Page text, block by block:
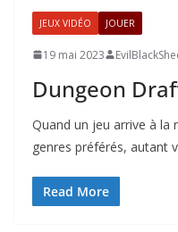
JEUX VIDÉO JOUER
19 mai 2023
Dungeon
Quand un jeu arrive à la
genres préférés, autant
Read More